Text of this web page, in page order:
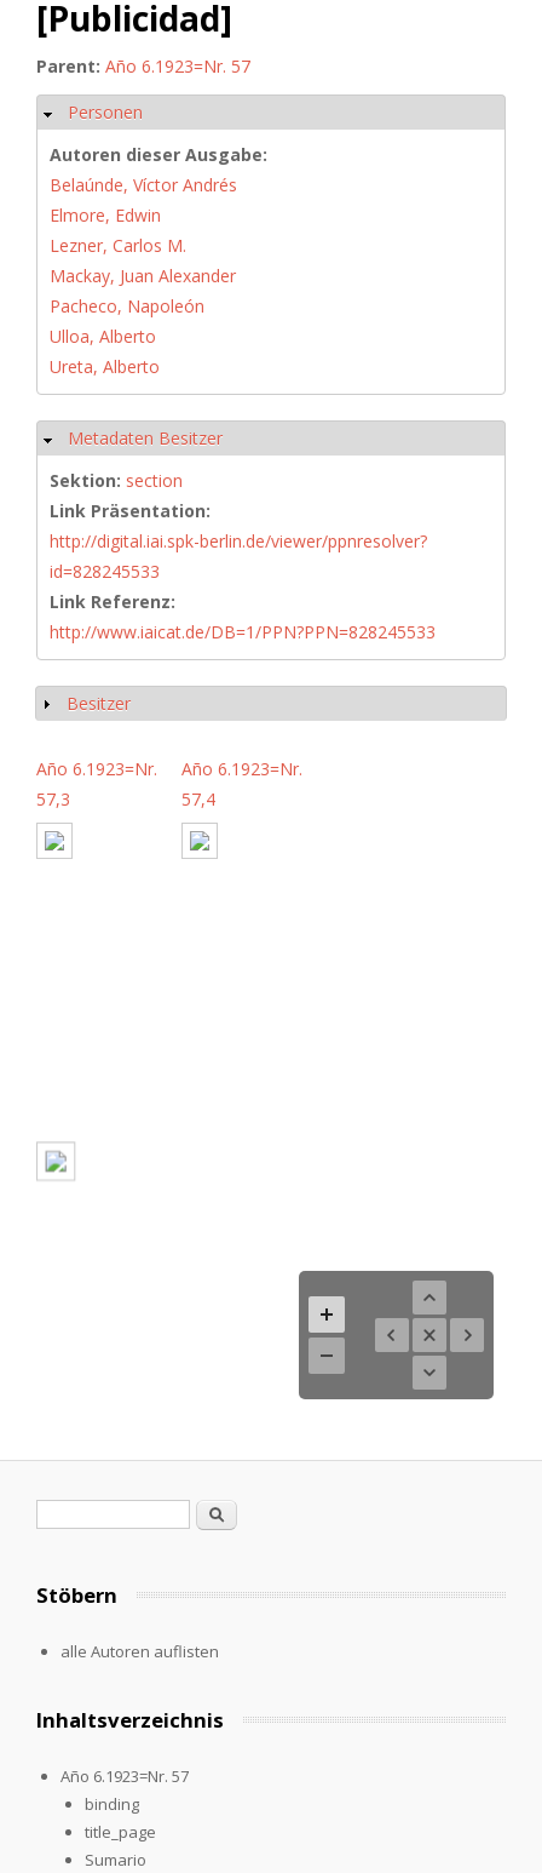
[Publicidad]
Parent: Año 6.1923=Nr. 57
Ausblenden
Personen
Autoren dieser Ausgabe:
Belaúnde, Víctor Andrés
Elmore, Edwin
Lezner, Carlos M.
Mackay, Juan Alexander
Pacheco, Napoleón
Ulloa, Alberto
Ureta, Alberto
Ausblenden
Metadaten Besitzer
Sektion: section
Link Präsentation:
http://digital.iai.spk-berlin.de/viewer/ppnresolver?
id=828245533
Link Referenz:
http://www.iaicat.de/DB=1/PPN?PPN=828245533
Anzeigen
Besitzer
Año 6.1923=Nr.
57,3
Año 6.1923=Nr.
57,4
Suche
Stöbern
alle Autoren auflisten
Inhaltsverzeichnis
Año 6.1923=Nr. 57
binding
title_page
Sumario